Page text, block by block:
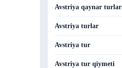
Avstriya qaynar turlar
Avstriya turlar
Avstriya tur
Avstriya tur qiymeti